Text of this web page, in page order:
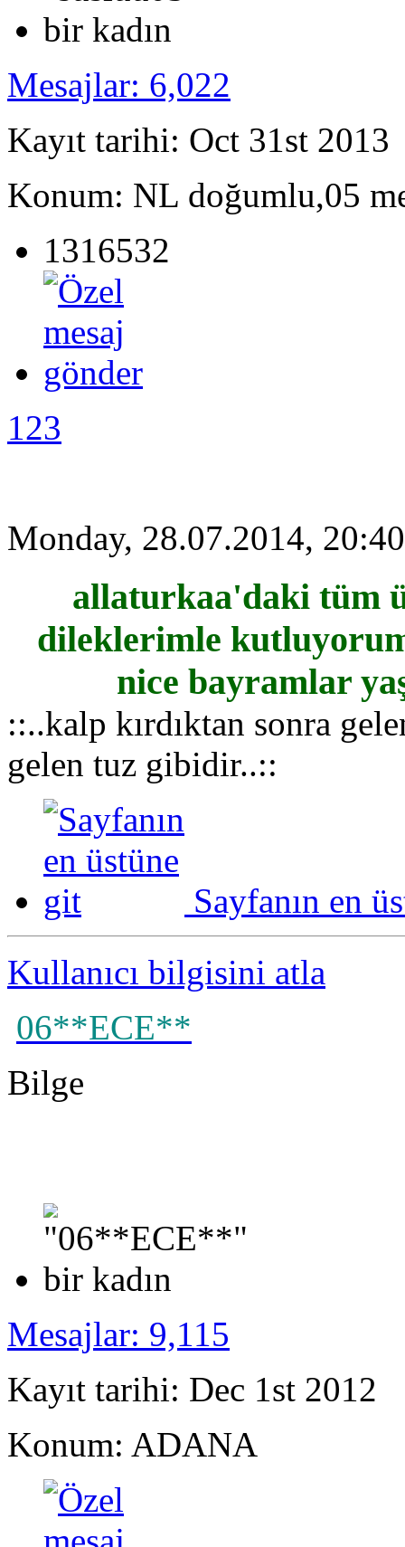
Mesajlar: 6,022
Kayıt tarihi: Oct 31st 2013
Konum: NL doğumlu,05
1316532
123
Monday, 28.07.2014, 20:40
allaturkaa'daki tüm
dileklerimle
nice bayramlar
::..kalp kırdıktan sonra
gelen tuz gibidir..::
Sayfanın en
Kullanıcı bilgisini atla
06**ECE**
Bilge
Mesajlar: 9,115
Kayıt tarihi: Dec 1st 2012
Konum: ADANA